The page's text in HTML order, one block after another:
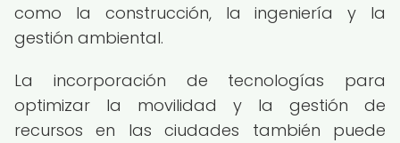
como la construcción, la ingeniería y la
gestión ambiental.
La incorporación de tecnologías para
optimizar la movilidad y la gestión de
recursos en las ciudades también puede